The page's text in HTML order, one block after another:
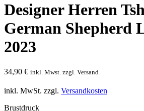
Designer Herren
German Shepherd
2023
34,90 € inkl. Mwst. zzgl. Versand
inkl. MwSt. zzgl. Versandkosten
Brustdruck